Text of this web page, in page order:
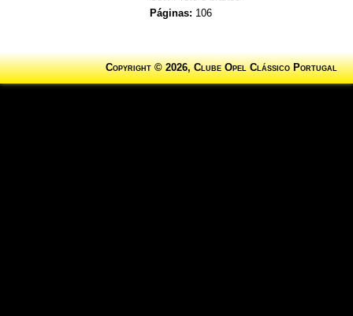
Páginas: 106
Copyright © 2026, Clube Opel Clássico Portugal